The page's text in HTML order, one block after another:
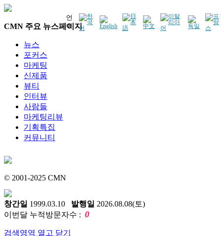
언
어
CMN 주요 뉴스페이지
뉴스
포커스
마케팅
신제품
뷰티
인터뷰
사람들
마케팅리뷰
기획특집
커뮤니티
© 2001-2025 CMN
창간일 1999.03.10 발행일 2026.08.08(토)
이번달 누적방문자수 : 0
검색영역 열고 닫기